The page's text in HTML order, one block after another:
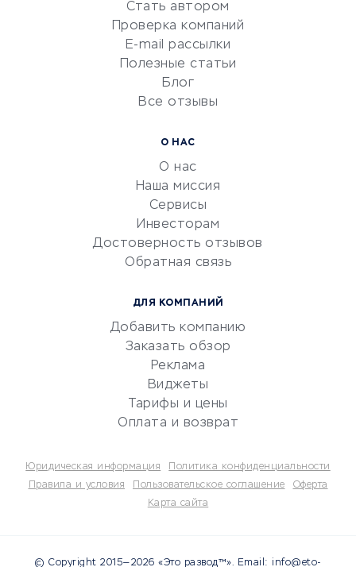
Сервисы по поиску работы
Сетевой маркетинг
УСЛУГИ ДЛЯ БИЗНЕСА
документооборот
Юридические компании
Бухгалтерия онлайн
Потребительские кредиты
Стать автором
Проверка компаний
E-mail рассылки
Полезные статьи
Блог
Все отзывы
О НАС
О нас
Наша миссия
Сервисы
Инвесторам
Достоверность отзывов
Обратная связь
ДЛЯ КОМПАНИЙ
Добавить компанию
Заказать обзор
Реклама
Виджеты
Тарифы и цены
Оплата и возврат
Юридическая информация
Политика конфиденциальности
Правила и условия
Пользовательское соглашение
Оферта
Карта сайта
© Copyright 2015—2026 «Это развод™». Email: info@eto-